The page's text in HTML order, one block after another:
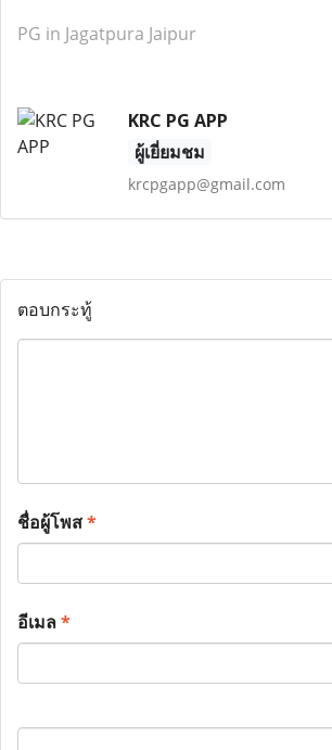
PG in Jagatpura Jaipur
KRC PG APP
ผู้เยี่ยมชม
krcpgapp@gmail.com
ตอบกระทู้
ชื่อผู้โพส*
อีเมล*